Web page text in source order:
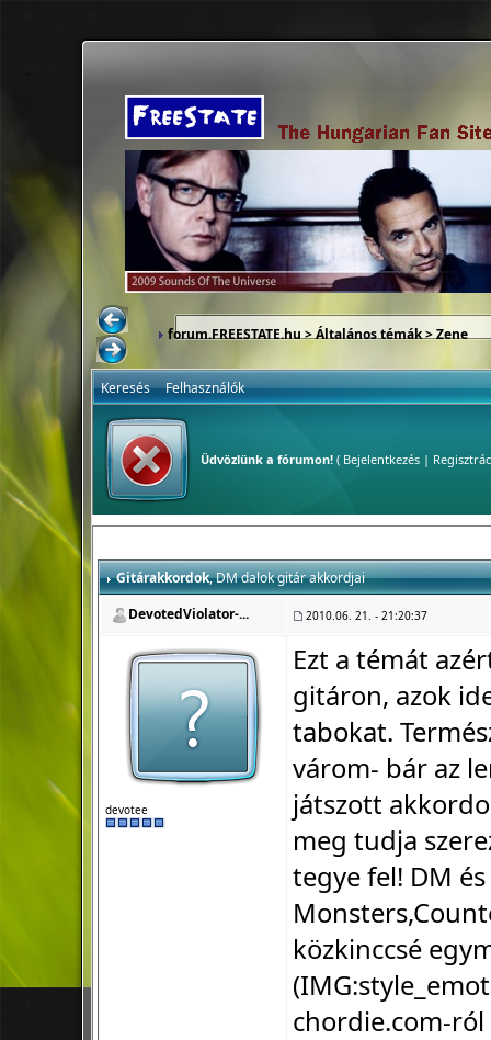
forum.FREESTATE.hu>Általános témák>Zene
Keresés Felhasználók
Üdvözlünk a fórumon!( Bejelentkezés|
Gitárakkordok, DM dalok gitár akkordjai
DevotedViolator-...
2010.06. 21. - 21:20:37
devotee
Ezt a témát
gitáron, azok
tabokat.
várom- bár az
játszott
meg tudja
tegye fel! DM
közkinccsé
(IMG:
chordie.com-